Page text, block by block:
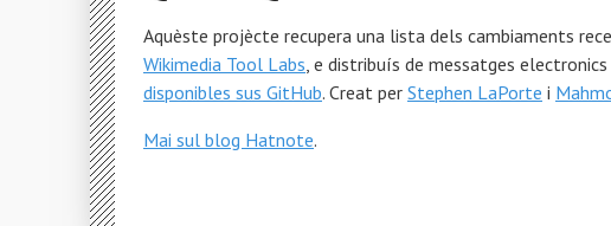
Aquèste projècte recupera una lista dels cambiaments
Wikimedia Tool Labs, e distribuís de messatges electronics
disponibles sus GitHub. Creat per Stephen LaPorte i
Mai sul blog Hatnote.